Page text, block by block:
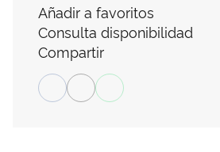
Añadir a favoritos
Consulta disponibilidad
Compartir